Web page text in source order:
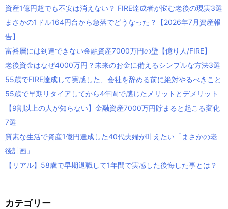
資産1億円超でも不安は消えない？ FIRE達成者が悩む老後の現実3選
まさかの1ドル164円台から急落でどうなった？【2026年7月資産報
告】
富裕層には到達できない金融資産7000万円の壁【億り人/FIRE】
老後資金はなぜ4000万円？未来のお金に備えるシンプルな方法3選
55歳でFIRE達成して実感した、会社を辞める前に絶対やるべきこと
55歳で早期リタイアしてから4年間で感じたメリットとデメリット
【9割以上の人が知らない】金融資産7000万円貯まると起こる変化
7選
質素な生活で資産1億円達成した40代夫婦が叶えたい「まさかの老
後計画」
【リアル】58歳で早期退職して1年間で実感した後悔した事とは？
カテゴリー